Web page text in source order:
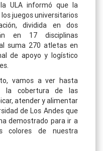
ULA informó que la
juegos universitarios
dividida en dos
en 17 disciplinas
suma 270 atletas en
de apoyo y logístico
vamos a ver hasta
la cobertura de las
atender y alimentar
de Los Andes que
demostrado para ir a
colores de nuestra